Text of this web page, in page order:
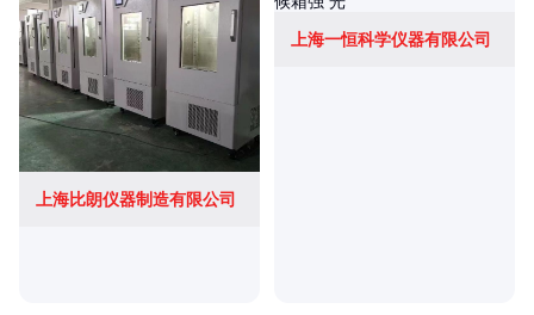
上海比朗仪器制造有限公司
上海一恒科学仪器有限公司